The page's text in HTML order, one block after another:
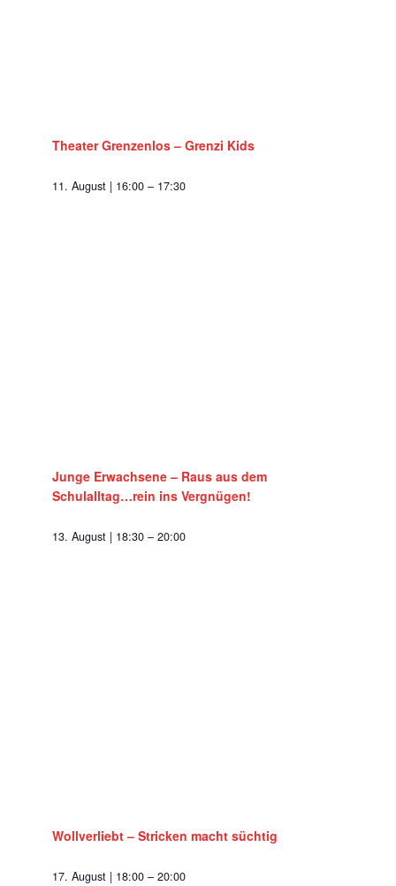
Theater Grenzenlos – Grenzi Kids
11. August | 16:00 – 17:30
Junge Erwachsene – Raus aus dem
Schulalltag…rein ins Vergnügen!
13. August | 18:30 – 20:00
Wollverliebt – Stricken macht süchtig
17. August | 18:00 – 20:00